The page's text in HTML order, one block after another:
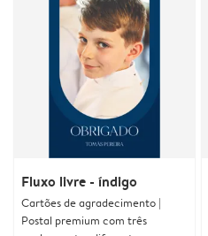
Fluxo livre - índigo
Cartões de agradecimento |
Postal premium com três